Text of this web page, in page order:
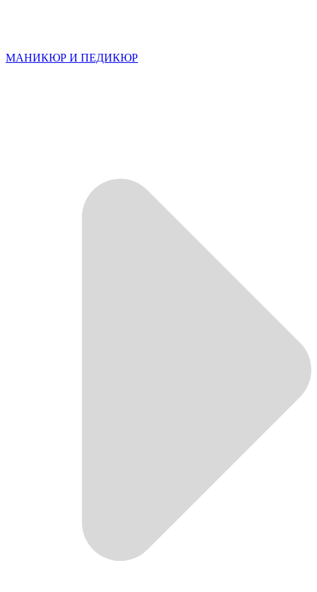
МАНИКЮР И ПЕДИКЮР